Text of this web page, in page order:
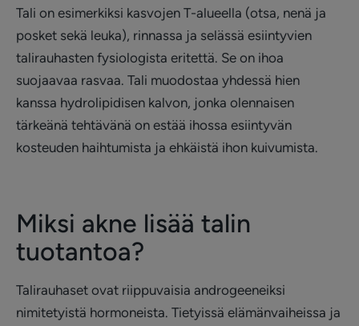
Tali on esimerkiksi kasvojen T-alueella (otsa, nenä ja
posket sekä leuka), rinnassa ja selässä esiintyvien
talirauhasten fysiologista eritettä. Se on ihoa
suojaavaa rasvaa. Tali muodostaa yhdessä hien
kanssa hydrolipidisen kalvon, jonka olennaisen
tärkeänä tehtävänä on estää ihossa esiintyvän
kosteuden haihtumista ja ehkäistä ihon kuivumista.
Miksi akne lisää talin
tuotantoa?
Talirauhaset ovat riippuvaisia androgeeneiksi
nimitetyistä hormoneista. Tietyissä elämänvaiheissa ja